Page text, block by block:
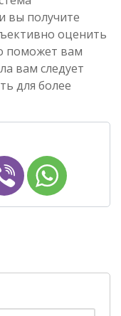
вы получите
оценить
поможет вам
вам следует
для более